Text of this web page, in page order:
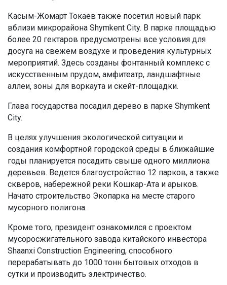
Касым-Жомарт Токаев также посетил новый парк
вблизи микрорайона Shymkent City. В парке площадью
более 20 гектаров предусмотрены все условия для
досуга на свежем воздухе и проведения культурных
мероприятий. Здесь созданы фонтанный комплекс с
искусственным прудом, амфитеатр, ландшафтные
аллеи, зоны для воркаута и скейт-площадки.
Глава государства посадил дерево в парке Shymkent
City.
В целях улучшения экологической ситуации и
создания комфортной городской среды в ближайшие
годы планируется посадить свыше одного миллиона
деревьев. Ведется благоустройство 12 парков, а также
скверов, набережной реки Кошкар-Ата и арыков.
Начато строительство Экопарка на месте старого
мусорного полигона.
Кроме того, президент ознакомился с проектом
мусоросжигательного завода китайского инвестора
Shaanxi Construction Engineering, способного
перерабатывать до 1000 тонн бытовых отходов в
сутки и производить электричество.